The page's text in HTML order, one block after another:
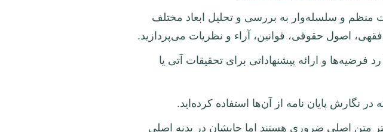
و سلسله‌وار به بررسی و تحلیل ابعاد مختلف
اصول حقوقی، قوانین، آراء و نظریات می‌پردازید.
فرضیه‌ها و ارائه پیشنهاداتی برای تحقیقات آتی یا
نگارش پایان نامه از آن‌ها استفاده کرده‌اید.
متن اصلی ضروری هستند اما جایشان در بدنه اصلی